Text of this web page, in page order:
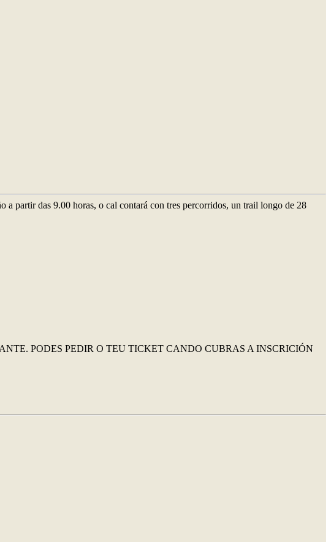
partir das 9.00 horas, o cal contará con tres percorridos, un trail longo de 28
PODES PEDIR O TEU TICKET CANDO CUBRAS A INSCRICIÓN